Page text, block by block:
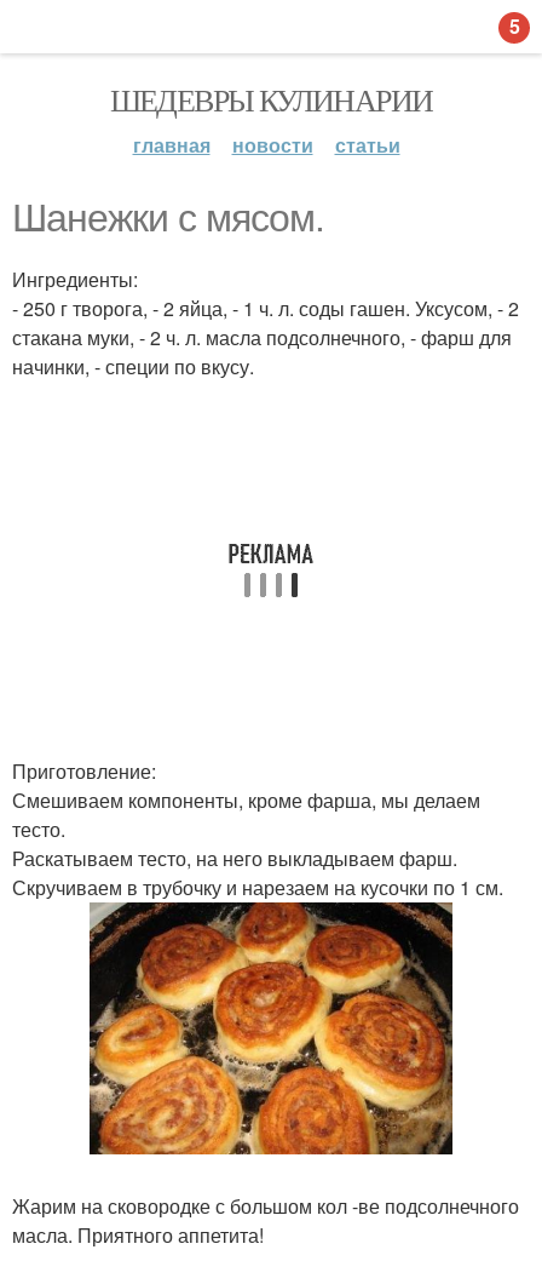
ШЕДЕВРЫ КУЛИНАРИИ
главная новости статьи
Шанежки с мясом.
Ингредиенты:
- 250 г творога, - 2 яйца, - 1 ч. л. соды гашен. Уксусом, - 2
стакана муки, - 2 ч. л. масла подсолнечного, - фарш для
начинки, - специи по вкусу.
Приготовление:
Смешиваем компоненты, кроме фарша, мы делаем
тесто.
Раскатываем тесто, на него выкладываем фарш.
Скручиваем в трубочку и нарезаем на кусочки по 1 см.
Жарим на сковородке с большом кол -ве подсолнечного
масла. Приятного аппетита!
5